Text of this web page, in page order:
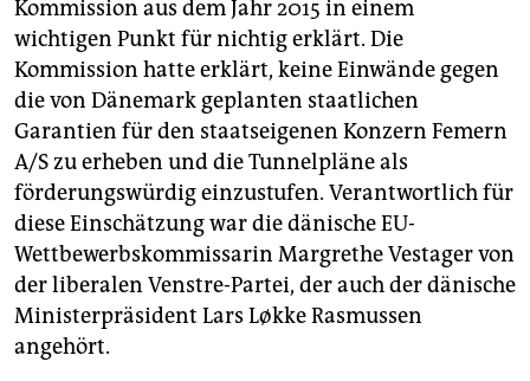
Kommission aus dem Jahr 2015 in einem
wichtigen Punkt für nichtig erklärt. Die
Kommission hatte erklärt, keine Einwände gegen
die von Dänemark geplanten staatlichen
Garantien für den staatseigenen Konzern Femern
A/S zu erheben und die Tunnelpläne als
förderungswürdig einzustufen. Verantwortlich für
diese Einschätzung war die dänische EU-
Wettbewerbskommissarin Margrethe Vestager von
der liberalen Venstre-Partei, der auch der dänische
Ministerpräsident Lars Løkke Rasmussen
angehört.